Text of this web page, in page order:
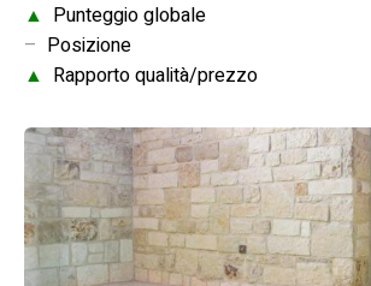
▲ Punteggio globale
– Posizione
▲ Rapporto qualità/prezzo